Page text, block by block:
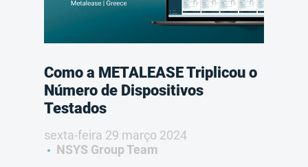
Como a METALEASE Triplicou o
Número de Dispositivos
Testados
sexta-feira 29 março 2024
NSYS Group Team